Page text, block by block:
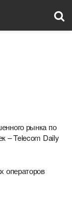
рынка по
– Telecom Daily
операторов